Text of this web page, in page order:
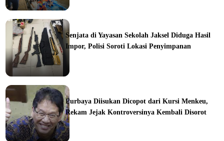
Senjata di Yayasan Sekolah Jaksel Diduga Hasil
Impor, Polisi Soroti Lokasi Penyimpanan
Purbaya Diisukan Dicopot dari Kursi Menkeu,
Rekam Jejak Kontroversinya Kembali Disorot